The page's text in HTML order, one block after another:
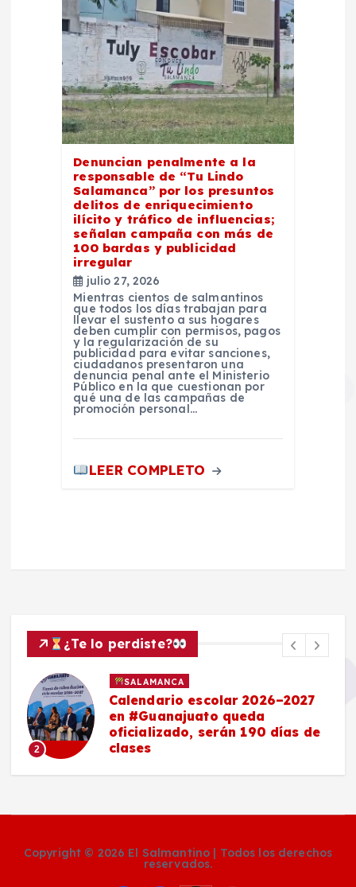
Denuncian penalmente a la
responsable de “Tu Lindo
Salamanca” por los presuntos
delitos de enriquecimiento
ilícito y tráfico de influencias;
señalan campaña con más de
100 bardas y publicidad
irregular
julio 27, 2026
Mientras cientos de salmantinos
que todos los días trabajan para
llevar el sustento a sus hogares
deben cumplir con permisos, pagos
y la regularización de su
publicidad para evitar sanciones,
ciudadanos presentaron una
denuncia penal ante el Ministerio
Público en la que cuestionan por
qué una de las campañas de
promoción personal…
LEER COMPLETO
¿Te lo perdiste?
2
SALAMANCA
Calendario escolar 2026–2027
en #Guanajuato queda
oficializado, serán 190 días de
clases
Copyright © 2026 El Salmantino | Todos los derechos
reservados.